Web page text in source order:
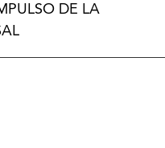
DE LA